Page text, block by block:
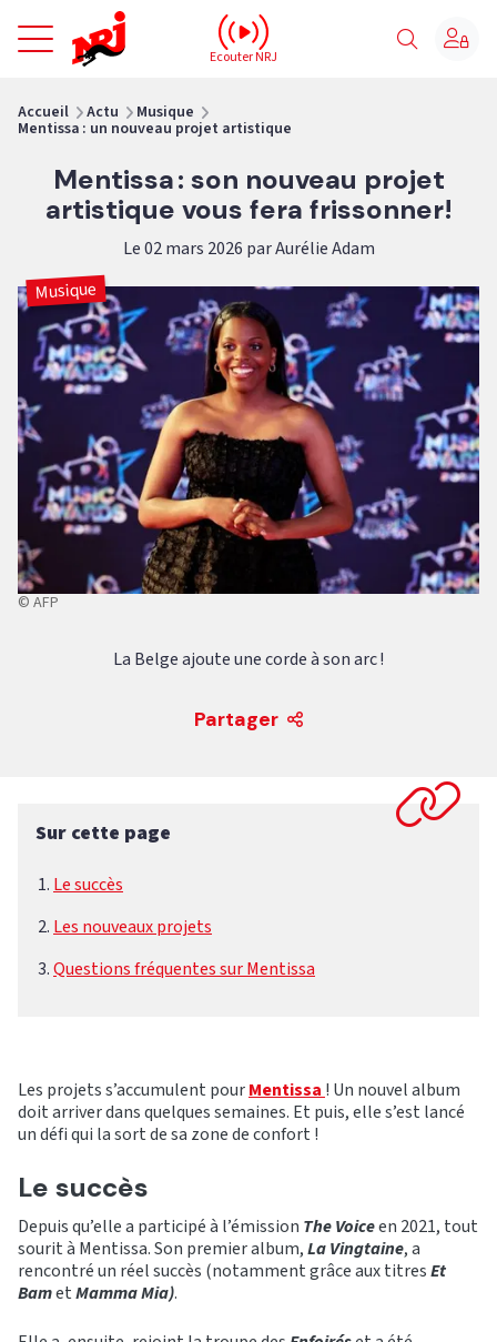
NRJ - Accueil
Ecouter NRJ
Accueil Actu Musique
Mentissa : un nouveau projet artistique
Mentissa : son nouveau projet
artistique vous fera frissonner!
Le 02 mars 2026 par Aurélie Adam
Musique
© AFP
La Belge ajoute une corde à son arc !
Partager
Sur cette page
Le succès
Les nouveaux projets
Questions fréquentes sur Mentissa
Les projets s’accumulent pourMentissa ! Un nouvel album
doit arriver dans quelques semaines. Et puis, elle s’est lancé
un défi qui la sort de sa zone de confort !
Le succès
Depuis qu’elle a participé à l’émission The Voiceen 2021, tout
sourit à Mentissa. Son premier album,La Vingtaine, a
rencontré un réel succès (notamment grâce aux titresEt
BametMamma Mia).